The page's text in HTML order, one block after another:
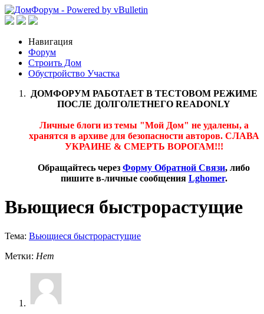
Навигация
Форум
Строить Дом
Обустройство Участка
ДОМФОРУМ РАБОТАЕТ В ТЕСТОВОМ РЕЖИМЕ
ПОСЛЕ ДОЛГОЛЕТНЕГО READONLY
Личные блоги из темы "Мой Дом" не удалены, а
хранятся в архиве для безопасности авторов. СЛАВА
УКРАИНЕ & СМЕРТЬ ВОРОГАМ!!!
Обращайтесь через Форму Обратной Связи, либо
пишите в-личные сообщения Lghomer.
Вьющиеся быстрорастущие
Тема: Вьющиеся быстрорастущие
Метки: Нет